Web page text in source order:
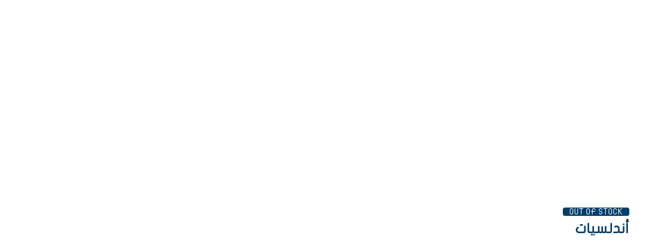
AVAILABILITY:
OUT OF STOCK
أندلسيات